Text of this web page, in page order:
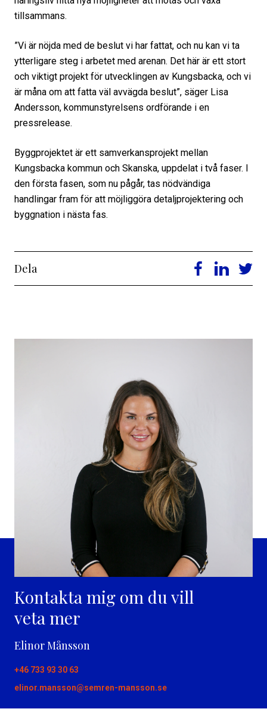
tillsammans.
”Vi är nöjda med de beslut vi har fattat, och nu kan vi ta
ytterligare steg i arbetet med arenan. Det här är ett stort
och viktigt projekt för utvecklingen av Kungsbacka, och vi
är måna om att fatta väl avvägda beslut”, säger Lisa
Andersson, kommunstyrelsens ordförande i en
pressrelease.
Byggprojektet är ett samverkansprojekt mellan
Kungsbacka kommun och Skanska, uppdelat i två faser. I
den första fasen, som nu pågår, tas nödvändiga
handlingar fram för att möjliggöra detaljprojektering och
byggnation i nästa fas.
Dela
Kontakta mig om du vill
veta mer
Elinor Månsson
+46 733 93 30 63
elinor.mansson@semren-mansson.se